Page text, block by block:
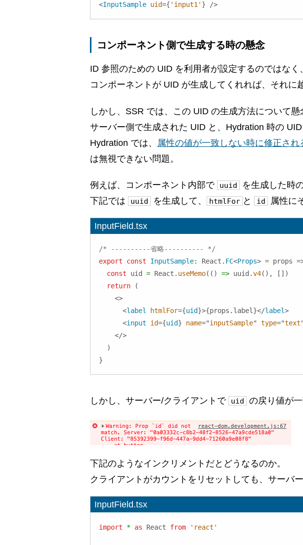
<InputSample uid={ 'input1' } />
コンポーネント側で生成する時の懸念
ID 参照のための UID を利用者が設定するのではな
コンポーネントが UID が生成してくれれば、それに
しかし、SSR では、この UID の生成方法について懸
サーバー側で生成された UID と、Hydration 時の
Hydration では、
属性の値が一致しない時に修正され
は無視できない問題。
例えば、コンポーネント内部で uuid
を生成した時
下記では
uuid を生成して、 htmlFor と id 属性に
InputField.tsx
/* ----------省略---------- */
export
const InputSample: React . FC<Props> = props
const uid = React . useMemo( ( ) => uuid .v4( ) , [ ] )
return
(
<>
<label htmlFor={uid}>{props . label}</label>
<input id={uid} name="inputSample" type="text"
</>
)
}
しかし、サーバー/クライアントで uid の戻り値が
下記のようなインクリメントだとどうなるのか。
クライアントがカウントをリセットしても、サーバ
InputField.tsx
import * as React from 'react'